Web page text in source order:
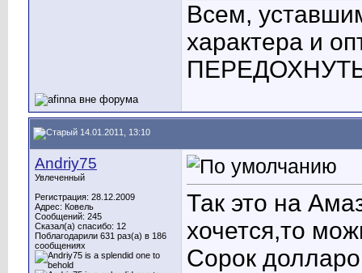
Всем,
характера и
14.01.2011, 13:10
Andriy75
Увлеченный
Регистрация: 28.12.2009
Адрес: Ковель
Сообщений: 245
Сказал(а) спасибо: 12
Поблагодарили 631 раз(а) в 186
сообщениях
Так это на
хочется,то
Сорок